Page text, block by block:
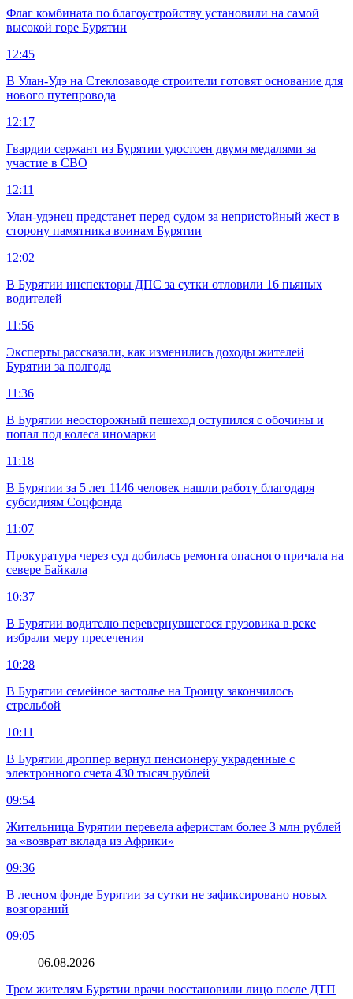
Флаг комбината по благоустройству установили на самой
высокой горе Бурятии
12:45
В Улан-Удэ на Стеклозаводе строители готовят основание для
нового путепровода
12:17
Гвардии сержант из Бурятии удостоен двумя медалями за
участие в СВО
12:11
Улан-удэнец предстанет перед судом за непристойный жест в
сторону памятника воинам Бурятии
12:02
В Бурятии инспекторы ДПС за сутки отловили 16 пьяных
водителей
11:56
Эксперты рассказали, как изменились доходы жителей
Бурятии за полгода
11:36
В Бурятии неосторожный пешеход оступился с обочины и
попал под колеса иномарки
11:18
В Бурятии за 5 лет 1146 человек нашли работу благодаря
субсидиям Соцфонда
11:07
Прокуратура через суд добилась ремонта опасного причала на
севере Байкала
10:37
В Бурятии водителю перевернувшегося грузовика в реке
избрали меру пресечения
10:28
В Бурятии семейное застолье на Троицу закончилось
стрельбой
10:11
В Бурятии дроппер вернул пенсионеру украденные с
электронного счета 430 тысяч рублей
09:54
Жительница Бурятии перевела аферистам более 3 млн рублей
за «возврат вклада из Африки»
09:36
В лесном фонде Бурятии за сутки не зафиксировано новых
возгораний
09:05
06.08.2026
Трем жителям Бурятии врачи восстановили лицо после ДТП